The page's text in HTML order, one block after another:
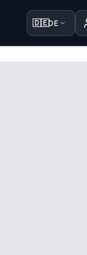
🇩🇪DE